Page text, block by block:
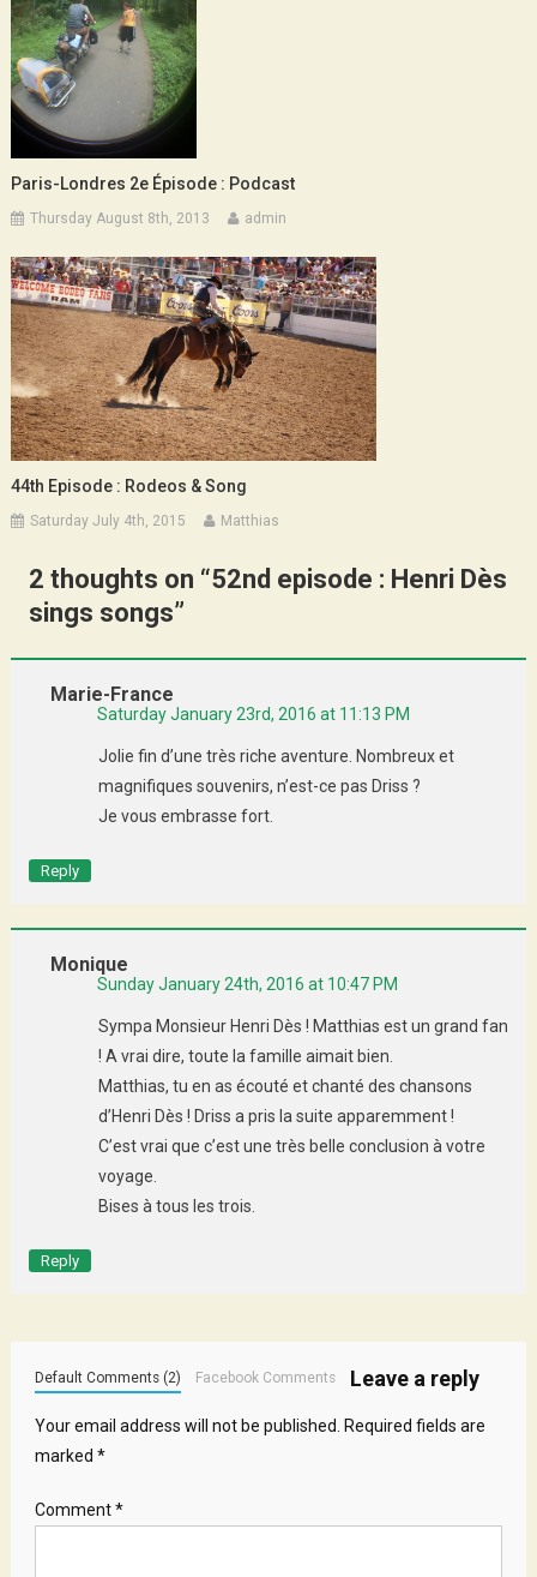
Paris-Londres 2e Épisode : Podcast
Thursday August 8th, 2013 admin
44th Episode : Rodeos & Song
Saturday July 4th, 2015 Matthias
2 thoughts on “52nd episode : Henri Dès
sings songs”
Marie-France
Saturday January 23rd, 2016 at 11:13 PM
Jolie fin d’une très riche aventure. Nombreux et
magnifiques souvenirs, n’est-ce pas Driss ?
Je vous embrasse fort.
Reply
Monique
Sunday January 24th, 2016 at 10:47 PM
Sympa Monsieur Henri Dès ! Matthias est un grand fan
! A vrai dire, toute la famille aimait bien.
Matthias, tu en as écouté et chanté des chansons
d’Henri Dès ! Driss a pris la suite apparemment !
C’est vrai que c’est une très belle conclusion à votre
voyage.
Bises à tous les trois.
Reply
Leave a reply
Default Comments (2) Facebook Comments
Your email address will not be published. Required fields are
marked *
Comment*